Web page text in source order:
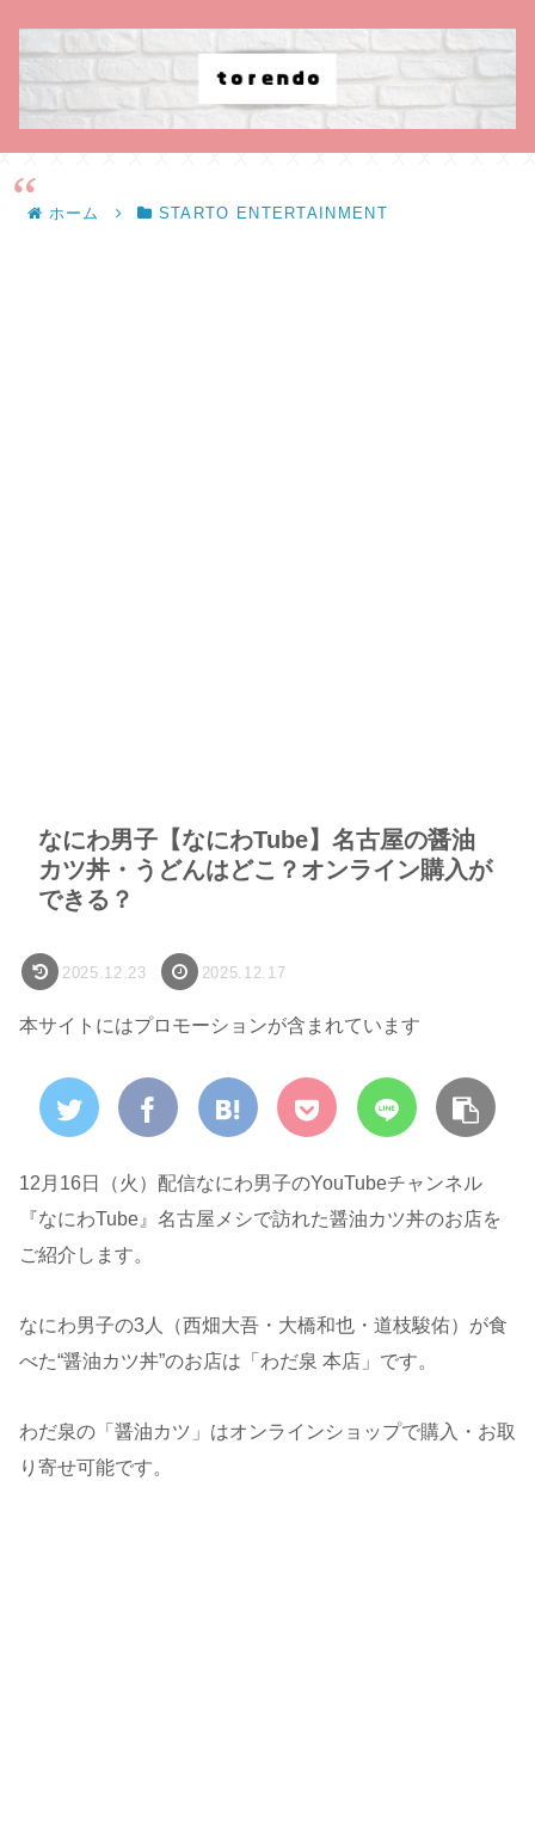
ホーム STARTO ENTERTAINMENT
なにわ男子【なにわTube】名古屋の醤油
カツ丼・うどんはどこ？オンライン購入が
できる？
2025.12.23 2025.12.17
本サイトにはプロモーションが含まれています
12月16日（火）配信なにわ男子のYouTubeチャンネル
『なにわTube』名古屋メシで訪れた醤油カツ丼のお店を
ご紹介します。
なにわ男子の3人（西畑大吾・大橋和也・道枝駿佑）が食
べた“醤油カツ丼”のお店は「わだ泉 本店」です。
わだ泉の「醤油カツ」はオンラインショップで購入・お取
り寄せ可能です。